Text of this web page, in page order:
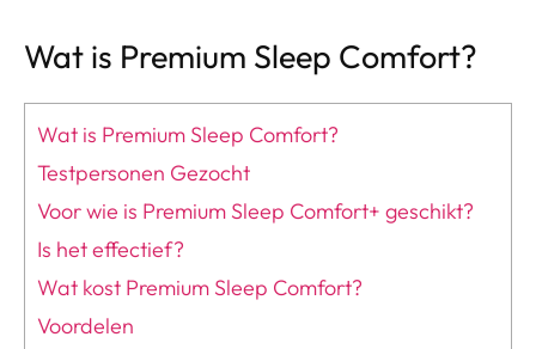
Wat is Premium Sleep Comfort?
Wat is Premium Sleep Comfort?
Testpersonen Gezocht
Voor wie is Premium Sleep Comfort+ geschikt?
Is het effectief?
Wat kost Premium Sleep Comfort?
Voordelen